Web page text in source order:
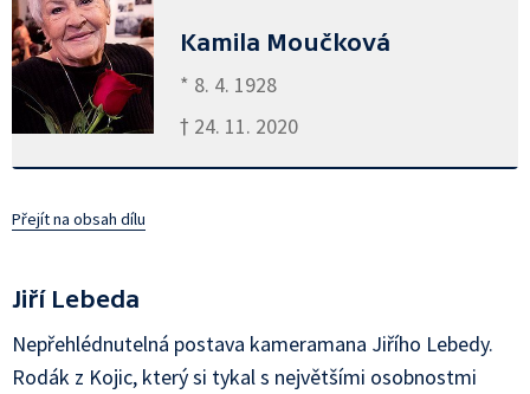
Kamila Moučková
* 8. 4. 1928
† 24. 11. 2020
Přejít na obsah dílu
Jiří Lebeda
Nepřehlédnutelná postava kameramana Jiřího Lebedy.
Rodák z Kojic, který si tykal s největšími osobnostmi